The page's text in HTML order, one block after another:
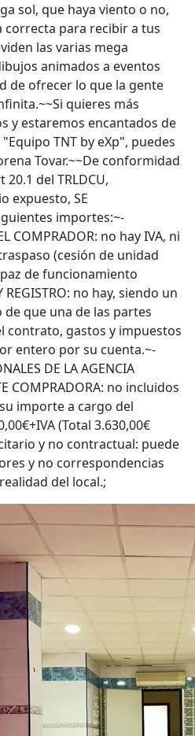
sol, que haya viento o no,
correcta para recibir a tus
las varias mega
animados a eventos
de ofrecer lo que la gente
quieres más
y estaremos encantados de
TNT by eXp", puedes
Tovar.~~De conformidad
del TRLDCU,
expuesto, SE
importes:~-
COMPRADOR: no hay IVA, ni
(cesión de unidad
de funcionamiento
no hay, siendo un
de que una de las partes
contrato, gastos y impuestos
entero por su cuenta.~-
DE LA AGENCIA
COMPRADORA: no incluidos
importe a cargo del
(Total 3.630,00€
y no contractual: puede
y no correspondencias
del local.;